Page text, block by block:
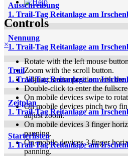
Controls
×
Rotate with the left mouse
Zoom with the scroll button.
Adjust camera position with the
Double-click to enter the
On mobile devices swipe to
On mobile devices pinch two
adjust zoom.
On mobile devices 3 finger
panning.
On mobile devices 3 finger
panning.
Ausschreibung
1. Trail-Tag Reitanlage am
Nennung
1. Trail-Tag Reitanlage am
Trail
1. Trail-Tag Reitanlage am
Zeitplan
1. Trail-Tag Reitanlage am
Starterlisten
1. Trail-Tag Reitanlage am